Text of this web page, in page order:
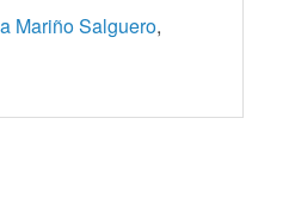
Mariño Salguero,